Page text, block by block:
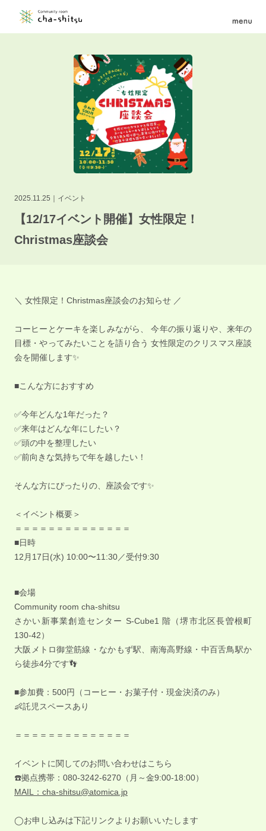
2025.11.25 イベント
【12/17イベント開催】女性限定！
Christmas座談会
＼ 女性限定！Christmas座談会のお知らせ ／
コーヒーとケーキを楽しみながら、 今年の振り返りや、来年の
目標・やってみたいことを語り合う 女性限定のクリスマス座談
会を開催します✨
■こんな方におすすめ
✅今年どんな1年だった？
✅来年はどんな年にしたい？
✅頭の中を整理したい
✅前向きな気持ちで年を越したい！
そんな方にぴったりの、座談会です✨
＜イベント概要＞
＝＝＝＝＝＝＝＝＝＝＝＝＝＝
■日時
12月17日(水) 10:00〜11:30／受付9:30
■会場
Community room cha-shitsu
さかい新事業創造センター S-Cube1 階（堺市北区長曽根町
130-42）
大阪メトロ御堂筋線・なかもず駅、南海高野線・中百舌鳥駅か
ら徒歩4分です👣
■参加費：500円（コーヒー・お菓子付・現金決済のみ）
👶託児スペースあり
＝＝＝＝＝＝＝＝＝＝＝＝＝＝
イベントに関してのお問い合わせはこちら
☎️拠点携帯：080-3242-6270（月～金9:00-18:00）
MAIL： cha-shitsu@atomica.jp
◯お申し込みは下記リンクよりお願いいたします